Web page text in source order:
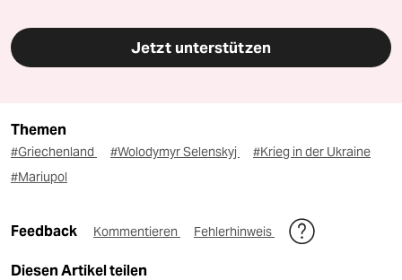
Jetzt unterstützen
Themen
#Griechenland #Wolodymyr Selenskyj
#Krieg in der Ukraine
#Mariupol
Feedback Kommentieren Fehlerhinweis
Diesen Artikel teilen